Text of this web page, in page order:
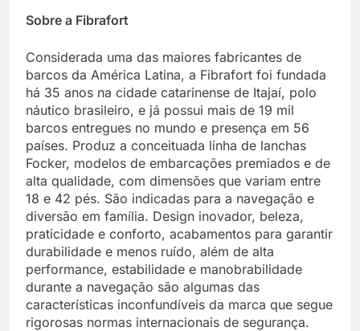
Sobre a Fibrafort
Considerada uma das maiores fabricantes de
barcos da América Latina, a Fibrafort foi fundada
há 35 anos na cidade catarinense de Itajaí, polo
náutico brasileiro, e já possui mais de 19 mil
barcos entregues no mundo e presença em 56
países. Produz a conceituada linha de lanchas
Focker, modelos de embarcações premiados e de
alta qualidade, com dimensões que variam entre
18 e 42 pés. São indicadas para a navegação e
diversão em família. Design inovador, beleza,
praticidade e conforto, acabamentos para garantir
durabilidade e menos ruído, além de alta
performance, estabilidade e manobrabilidade
durante a navegação são algumas das
características inconfundíveis da marca que segue
rigorosas normas internacionais de segurança.